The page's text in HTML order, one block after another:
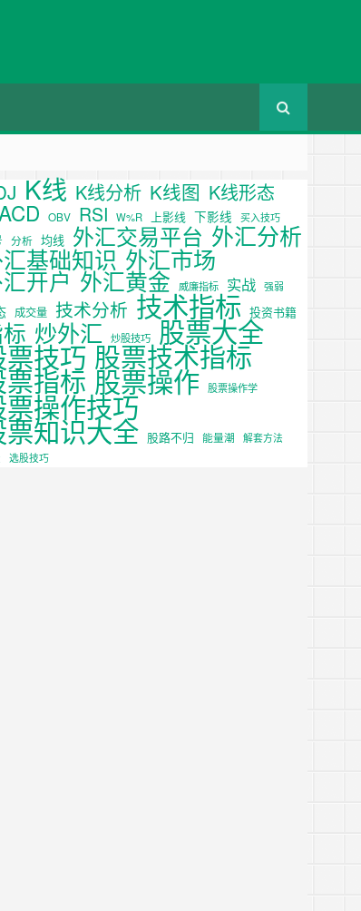
K线 K线分析 K线图 K线形态
OBV RSI W%R 上影线 下影线 买入技巧
分析 均线 外汇交易平台 外汇分析
基础知识 外汇市场
开户 外汇黄金 威廉指标 实战 强弱
成交量 技术分析 技术指标 投资书籍
炒外汇 炒股技巧 股票大全
票技巧 股票技术指标
票指标 股票操作 股票操作学
票操作技巧
票知识大全 股路不归 能量潮
解套方法
选股技巧